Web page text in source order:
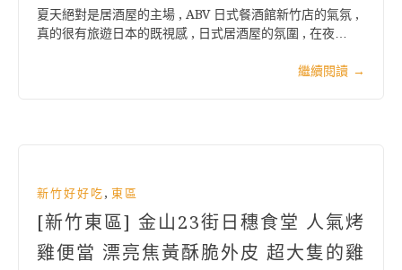
夏天絕對是居酒屋的主場 , ABV 日式餐酒館新竹店的氣氛 ,
真的很有旅遊日本的既視感 , 日式居酒屋的氛圍 , 在夜…
繼續閱讀 →
新竹好好吃 , 東區
[新竹東區] 金山23街日穗食堂 人氣烤
雞便當 漂亮焦黃酥脆外皮 超大隻的雞